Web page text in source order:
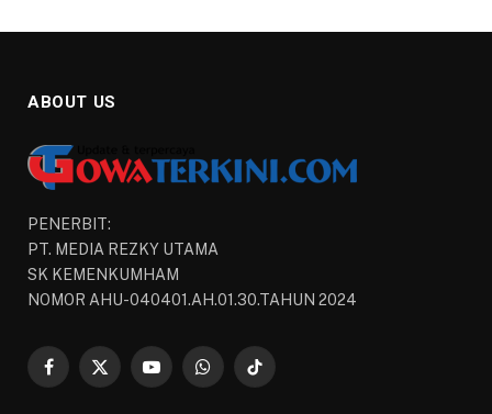
ABOUT US
PENERBIT:
PT. MEDIA REZKY UTAMA
SK KEMENKUMHAM
NOMOR AHU-040401.AH.01.30.TAHUN 2024
Facebook
X
YouTubeWhatsAppTikTok